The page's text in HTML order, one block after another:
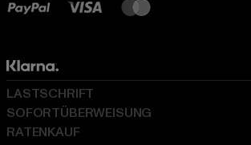
LASTSCHRIFT
SOFORTÜBERWEISUNG
RATENKAUF